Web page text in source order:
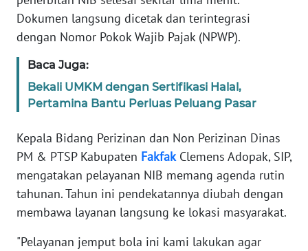
Dokumen langsung dicetak dan terintegrasi
dengan Nomor Pokok Wajib Pajak (NPWP).
Baca Juga:
Bekali UMKM dengan Sertifikasi Halal,
Pertamina Bantu Perluas Peluang Pasar
Kepala Bidang Perizinan dan Non Perizinan Dinas
PM & PTSP Kabupaten FakfakClemens Adopak, SIP,
mengatakan pelayanan NIB memang agenda rutin
tahunan. Tahun ini pendekatannya diubah dengan
membawa layanan langsung ke lokasi masyarakat.
"Pelayanan jemput bola ini kami lakukan agar
WN
JAKARTA
WN
JABAR
BANTEN
NTT
WN